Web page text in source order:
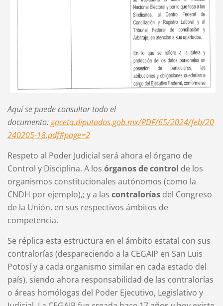
Aquí se puede consultar todo el
documento:gaceta.diputados.gob.mx/PDF/65/2024/feb/20
240205-18.pdf#page=2
Respeto al Poder Judicial será ahora el órgano de
Control y Disciplina. A los órganos de control de los
organismos constitucionales autónomos (como la
CNDH por ejemplo),; y a las contraloríasdel Congreso
de la Unión, en sus respectivos ámbitos de
competencia.
Se réplica esta estructura en el ámbito estatal con sus
contralorías (despareciendo a la CEGAIP en San Luis
Potosí y a cada organismo similar en cada estado del
país), siendo ahora responsabilidad de las contralorías
o áreas homólogas del Poder Ejecutivo, Legislativo y